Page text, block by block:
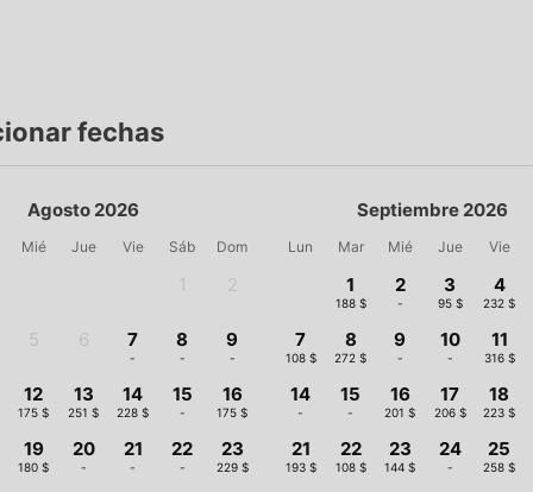
fechas
Agosto 2026
Mié Jue Vie Sáb Dom
1 2
5 6 7
-
8
-
9
-
12
175 $
13
251 $
14
228 $
15
-
16
175 $
19
180 $
20
-
21
-
22
-
23
229 $
Septiembre 2026
Lun Mar Mié Jue Vie
1
188 $
2
-
3
95 $
4
232 $
7
108 $
8
272 $
9
-
10
-
11
316 $
14
-
15
-
16
201 $
17
206 $
18
223 $
21
193 $
22
108 $
23
144 $
24
-
25
258 $